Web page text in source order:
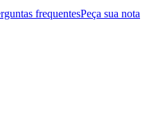
frequentesPeça sua nota